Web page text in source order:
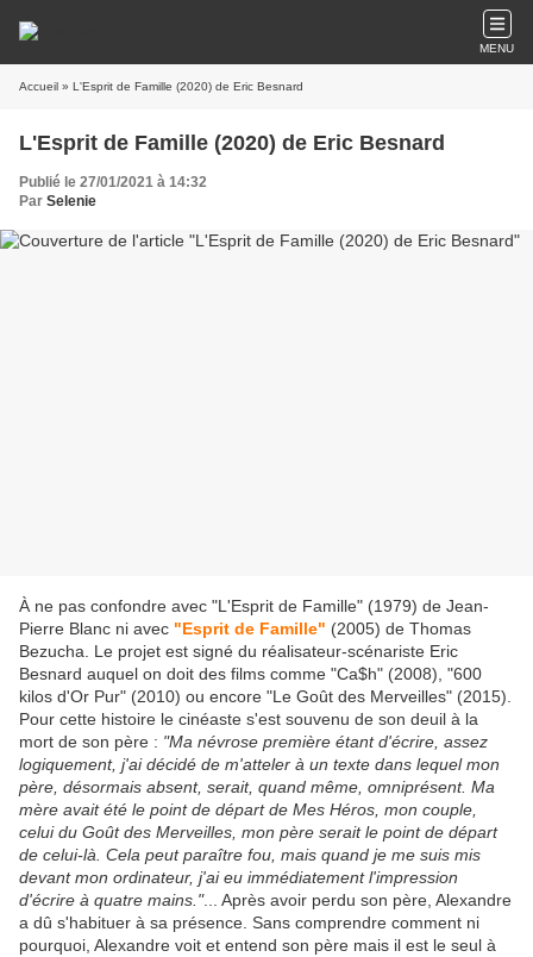
MENU
Accueil » L'Esprit de Famille (2020) de Eric Besnard
L'Esprit de Famille (2020) de Eric Besnard
Publié le 27/01/2021 à 14:32
Par Selenie
À ne pas confondre avec "L'Esprit de Famille" (1979) de Jean-
Pierre Blanc ni avec "Esprit de Famille" (2005) de Thomas
Bezucha. Le projet est signé du réalisateur-scénariste Eric
Besnard auquel on doit des films comme "Ca$h" (2008), "600
kilos d'Or Pur" (2010) ou encore "Le Goût des Merveilles" (2015).
Pour cette histoire le cinéaste s'est souvenu de son deuil à la
mort de son père : "Ma névrose première étant d'écrire, assez
logiquement, j'ai décidé de m'atteler à un texte dans lequel mon
père, désormais absent, serait, quand même, omniprésent. Ma
mère avait été le point de départ de Mes Héros, mon couple,
celui du Goût des Merveilles, mon père serait le point de départ
de celui-là. Cela peut paraître fou, mais quand je me suis mis
devant mon ordinateur, j'ai eu immédiatement l'impression
d'écrire à quatre mains."... Après avoir perdu son père, Alexandre
a dû s'habituer à sa présence. Sans comprendre comment ni
pourquoi, Alexandre voit et entend son père mais il est le seul à